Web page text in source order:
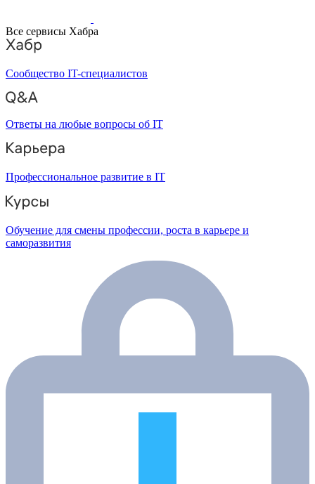
Все сервисы Хабра
Сообщество IT-специалистов
Ответы на любые вопросы об IT
Профессиональное развитие в IT
Обучение для смены профессии, роста в карьере и
саморазвития